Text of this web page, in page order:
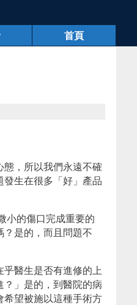
首頁
，所以我們永遠不確
生在很多「好」產品
小的傷口完成重要的
是的，而且問題不
醫生是否有進修的上
」是的，到醫院的病
希望被施以這種手術方